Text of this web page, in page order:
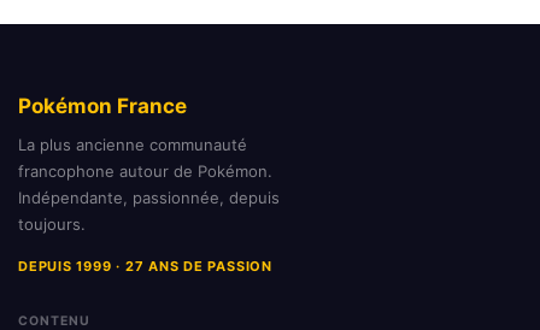
Pokémon France
La plus ancienne communauté
francophone autour de Pokémon.
Indépendante, passionnée, depuis
toujours.
DEPUIS 1999 · 27 ANS DE PASSION
CONTENU